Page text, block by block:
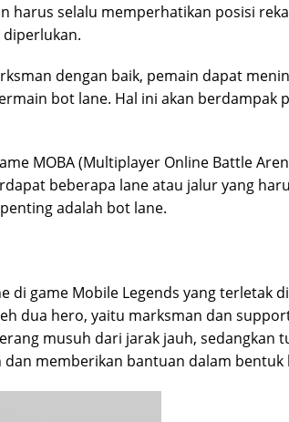
harus selalu memperhatikan posisi
dengan baik, pemain dapat
bot lane. Hal ini akan berdampak
MOBA (Multiplayer Online Battle
beberapa lane atau jalur yang
adalah bot lane.
di game Mobile Legends yang terletak
dua hero, yaitu marksman dan
musuh dari jarak jauh, sedangkan
memberikan bantuan dalam bentuk